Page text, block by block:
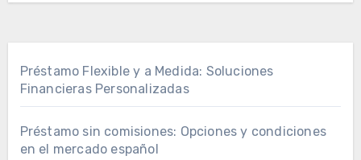
Préstamo Flexible y a Medida: Soluciones
Financieras Personalizadas
Préstamo sin comisiones: Opciones y condiciones
en el mercado español